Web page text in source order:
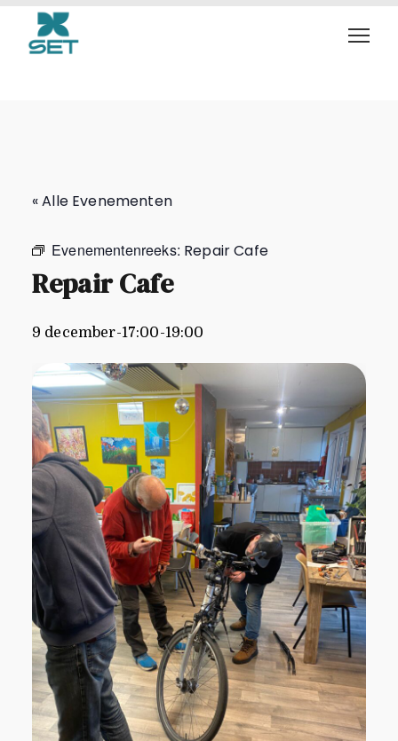
Repair Cafe
« Alle Evenementen
Evenementenreeks: Repair Cafe
Repair Cafe
9 december-17:00-19:00